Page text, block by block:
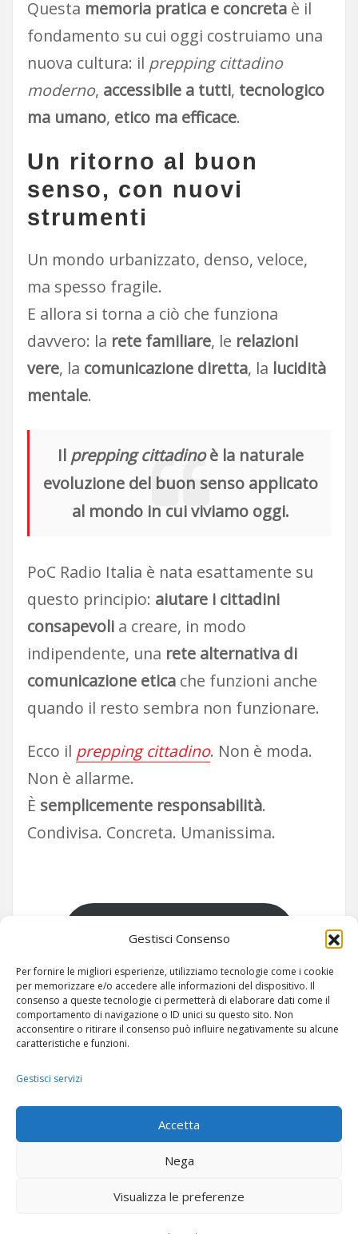
Gestisci Consenso
Per fornire le migliori esperienze, utilizziamo tecnologie come i cookie
per memorizzare e/o accedere alle informazioni del dispositivo. Il
consenso a queste tecnologie ci permetterà di elaborare dati come il
comportamento di navigazione o ID unici su questo sito. Non
acconsentire o ritirare il consenso può influire negativamente su alcune
caratteristiche e funzioni.
Gestisci servizi
Accetta
Nega
Visualizza le preferenze
Questa memoria pratica e concretaè il
fondamento su cui oggi costruiamo una
nuova cultura: il prepping cittadino
moderno, accessibile a tutti, tecnologico
ma umano, etico ma efficace.
Un ritorno al buon
senso, con nuovi
strumenti
Un mondo urbanizzato, denso, veloce,
ma spesso fragile.
E allora si torna a ciò che funziona
davvero: la rete familiare, le relazioni
vere, la comunicazione diretta, la lucidità
mentale.
Il prepping cittadinoè la naturale
evoluzione del buon senso applicato
al mondo in cui viviamo oggi.
PoC Radio Italia è nata esattamente su
questo principio: aiutare i cittadini
consapevolia creare, in modo
indipendente, una rete alternativa di
comunicazione eticache funzioni anche
quando il resto sembra non funzionare.
Ecco il prepping cittadino. Non è moda.
Non è allarme.
È semplicemente responsabilità.
Condivisa. Concreta. Umanissima.
SIAMO SU TELEGRAM
ARTICOLI-SITEMAP
POC RADIO ITALIA